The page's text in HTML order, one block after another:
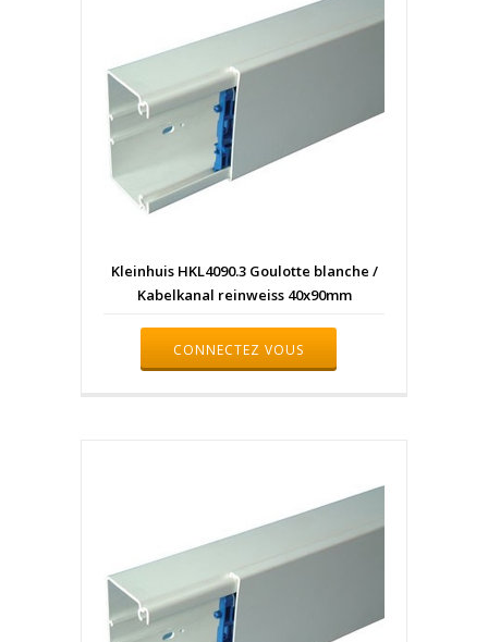
Kleinhuis HKL4090.3 Goulotte blanche /
Kabelkanal reinweiss 40x90mm
CONNECTEZ VOUS